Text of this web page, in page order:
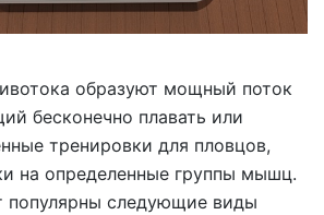
образуют мощный поток
бесконечно плавать или
тренировки для пловцов,
на определенные группы мышц.
популярны следующие виды